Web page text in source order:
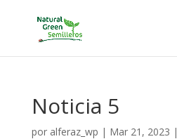
Noticia 5
por alferaz_wp | Mar 21, 2023 |